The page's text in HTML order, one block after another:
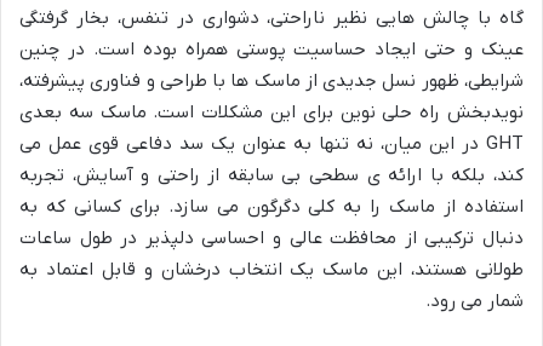
گاه با چالش هایی نظیر ناراحتی، دشواری در تنفس، بخار گرفتگی
عینک و حتی ایجاد حساسیت پوستی همراه بوده است. در چنین
شرایطی، ظهور نسل جدیدی از ماسک ها با طراحی و فناوری پیشرفته،
نویدبخش راه حلی نوین برای این مشکلات است. ماسک سه بعدی
GHT در این میان، نه تنها به عنوان یک سد دفاعی قوی عمل می
کند، بلکه با ارائه ی سطحی بی سابقه از راحتی و آسایش، تجربه
استفاده از ماسک را به کلی دگرگون می سازد. برای کسانی که به
دنبال ترکیبی از محافظت عالی و احساسی دلپذیر در طول ساعات
طولانی هستند، این ماسک یک انتخاب درخشان و قابل اعتماد به
شمار می رود.